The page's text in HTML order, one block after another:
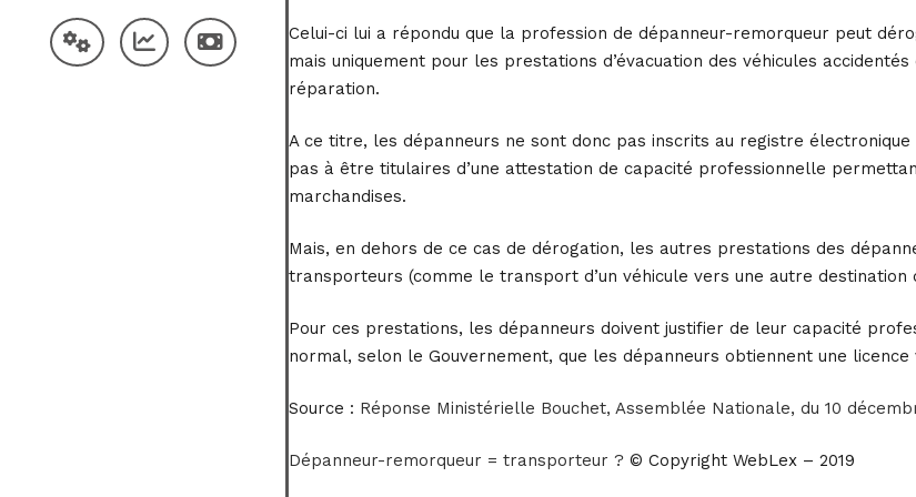
Celui-ci lui a répondu que la profession de dépanneur-remorqueur peut
mais uniquement pour les prestations d’évacuation des véhicules
réparation.
A ce titre, les dépanneurs ne sont donc pas inscrits au registre
pas à être titulaires d’une attestation de capacité professionnelle
marchandises.
Mais, en dehors de ce cas de dérogation, les autres prestations des
transporteurs (comme le transport d’un véhicule vers une autre
Pour ces prestations, les dépanneurs doivent justifier de leur capacité
normal, selon le Gouvernement, que les dépanneurs obtiennent une
Source : Réponse Ministérielle Bouchet, Assemblée Nationale, du 10
Dépanneur-remorqueur = transporteur ? © Copyright WebLex – 2019